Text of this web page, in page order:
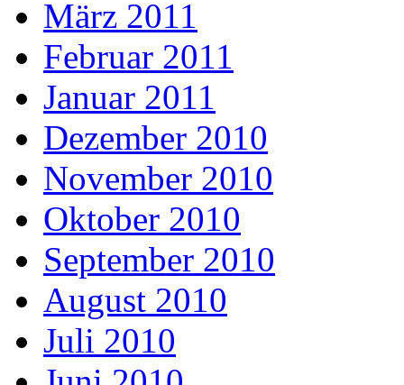
März 2011
Februar 2011
Januar 2011
Dezember 2010
November 2010
Oktober 2010
September 2010
August 2010
Juli 2010